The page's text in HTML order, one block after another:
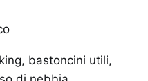
bastoncini utili,